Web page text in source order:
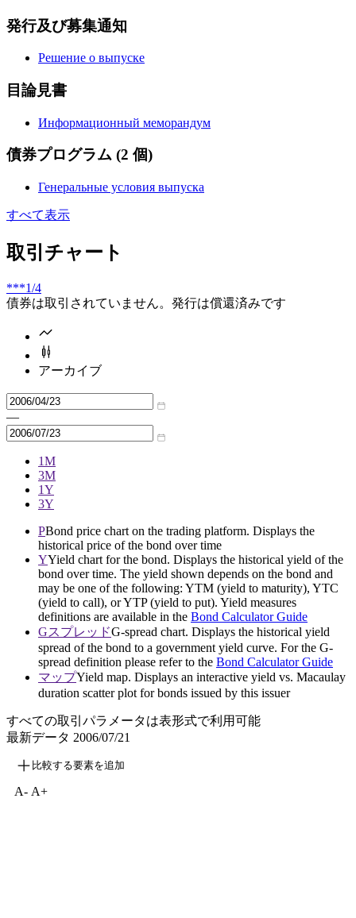
発行及び募集通知
Решение о выпуске
目論見書
Информационный меморандум
債券プログラム (2 個)
Генеральные условия выпуска
すべて表示
取引チャート
***1/4
債券は取引されていません。発行は償還済みです
アーカイブ
—
1M
3M
1Y
3Y
PBond price chart on the trading platform. Displays the
historical price of the bond over time
YYield chart for the bond. Displays the historical yield of the
bond over time. The yield shown depends on the bond and
may be one of the following: YTM (yield to maturity), YTC
(yield to call), or YTP (yield to put). Yield measures
definitions are available in the Bond Calculator Guide
GスプレッドG-spread chart. Displays the historical yield
spread of the bond to a government yield curve. For the G-
spread definition please refer to the Bond Calculator Guide
マップYield map. Displays an interactive yield vs. Macaulay
duration scatter plot for bonds issued by this issuer
すべての取引パラメータは表形式で利用可能
最新データ 2006/07/21
比較する要素を追加